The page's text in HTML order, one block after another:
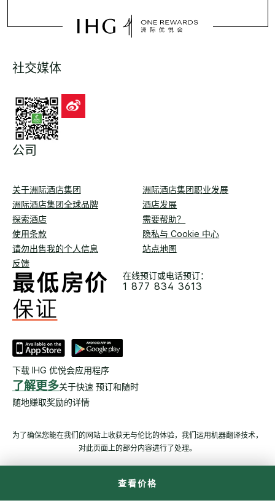
查看价格
社交媒体
公司
关于洲际酒店集团
洲际酒店集团职业发展
洲际酒店集团全球品牌
酒店发展
探索酒店
需要帮助？
使用条款
隐私与 Cookie 中心
请勿出售我的个人信息
站点地图
反馈
在线预订或电话预订：
1 877 834 3613
下载 IHG 优悦会应用程序
了解更多关于快速 预订和随时
随地赚取奖励的详情
为了确保您能在我们的网站上收获无与伦比的体验，我们运用机器翻译技术，
对此页面上的部分内容进行了处理。
© 六洲酒店管理（上海）有限公司。 版权所有。 多数酒店为独立产